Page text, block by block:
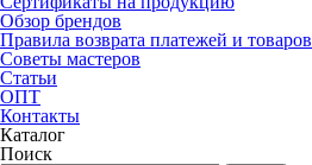
Обзор брендов
Правила возврата платежей и товаров
Советы мастеров
Статьи
ОПТ
Контакты
Каталог
Поиск